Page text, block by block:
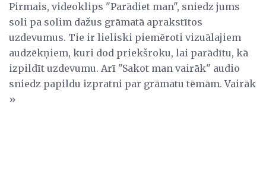
Pirmais, videoklips "Parādiet man", sniedz jums
soli pa solim dažus grāmatā aprakstītos
uzdevumus. Tie ir lieliski piemēroti vizuālajiem
audzēkņiem, kuri dod priekšroku, lai parādītu, kā
izpildīt uzdevumu. Arī "Sakot man vairāk" audio
sniedz papildu izpratni par grāmatu tēmām. Vairāk
»